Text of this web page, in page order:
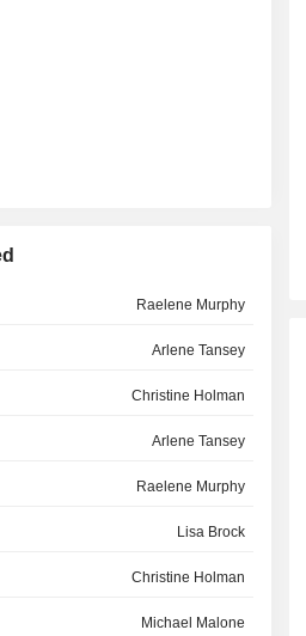
Raelene Murphy
Arlene Tansey
Christine Holman
Arlene Tansey
Raelene Murphy
Lisa Brock
Christine Holman
Michael Malone